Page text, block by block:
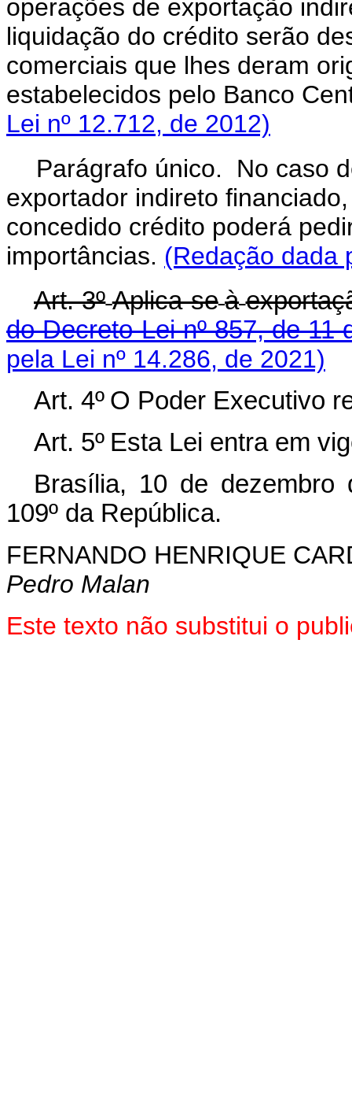
operações de exportação
liquidação do crédito serão
comerciais que lhes deram
estabelecidos pelo Banco
Lei nº 12.712, de 2012)
Parágrafo único. No caso
exportador indireto
concedido crédito poderá
importâncias. (Redação dada
Art. 3º Aplica-se à
do Decreto-Lei nº 857, de 11
pela Lei nº 14.286, de 2021)
Art. 4º O Poder Executivo
Art. 5º Esta Lei entra em
Brasília, 10 de dezembro
109º da República.
FERNANDO HENRIQUE
Pedro Malan
Este texto não substitui o